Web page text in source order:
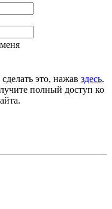
это, нажав здесь.
полный доступ ко